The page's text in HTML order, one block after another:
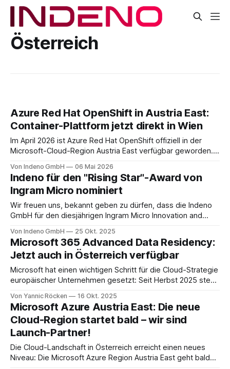
Österreich
Azure Red Hat OpenShift in Austria East:
Container-Plattform jetzt direkt in Wien
Im April 2026 ist Azure Red Hat OpenShift offiziell in der
Microsoft-Cloud-Region Austria East verfügbar geworden.
Container-Plattformen am Markt jetzt direkt aus der
österreichischen Azure-Region heraus betreiben, mit lokaler
Datenhaltung, drei Verfügbarkeitszonen und einem von
Microsoft und Red Hat
Von Indeno GmbH 06 Mai 2026
Indeno für den "Rising Star"-Award von
Ingram Micro nominiert
Wir freuen uns, bekannt geben zu dürfen, dass die Indeno
GmbH für den diesjährigen Ingram Micro Innovation and
Star" nominiert wurde! Der "Rising Star" ist Teil des Ingram
Micro Cloud Star Programs. Die Nominierung spiegelt wider,
dass
Von Indeno GmbH 25 Okt. 2025
Microsoft 365 Advanced Data Residency:
Jetzt auch in Österreich verfügbar
Microsoft hat einen wichtigen Schritt für die Cloud-Strategie
europäischer Unternehmen gesetzt: Seit Herbst 2025 steht
der neuen Microsoft-365-Cloudregion Österreich zur
Verfügung (Microsoft 365 data residency offerings now
available in Austria). Damit können Unternehmen erstmals
sicherstellen, dass zentrale
Von Yannic Röcken 16 Okt. 2025
Microsoft Azure Austria East: Die neue
Cloud-Region startet bald – wir sind
Launch-Partner!
Die Cloud-Landschaft in Österreich erreicht einen neues
Niveau: Die Microsoft Azure Region Austria East geht bald